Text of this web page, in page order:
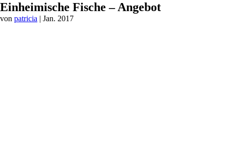
Einheimische Fische – Angebot
von patricia | Jan. 2017